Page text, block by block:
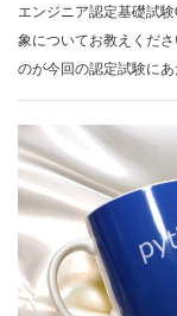
エンジニア認定基礎試
象についてお教えくだ
のが今回の認定試験に